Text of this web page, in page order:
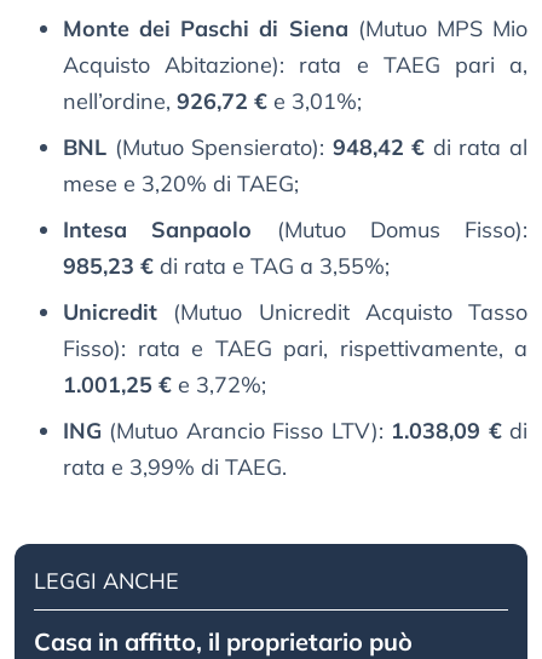
Monte dei Paschi di Siena (Mutuo MPS Mio
Acquisto Abitazione): rata e TAEG pari a,
nell’ordine, 926,72 € e 3,01%;
BNL (Mutuo Spensierato): 948,42 € di rata al
mese e 3,20% di TAEG;
Intesa Sanpaolo (Mutuo Domus Fisso):
985,23 € di rata e TAG a 3,55%;
Unicredit (Mutuo Unicredit Acquisto Tasso
Fisso): rata e TAEG pari, rispettivamente, a
1.001,25 € e 3,72%;
ING (Mutuo Arancio Fisso LTV): 1.038,09 €di
rata e 3,99% di TAEG.
LEGGI ANCHE
Casa in affitto, il proprietario può